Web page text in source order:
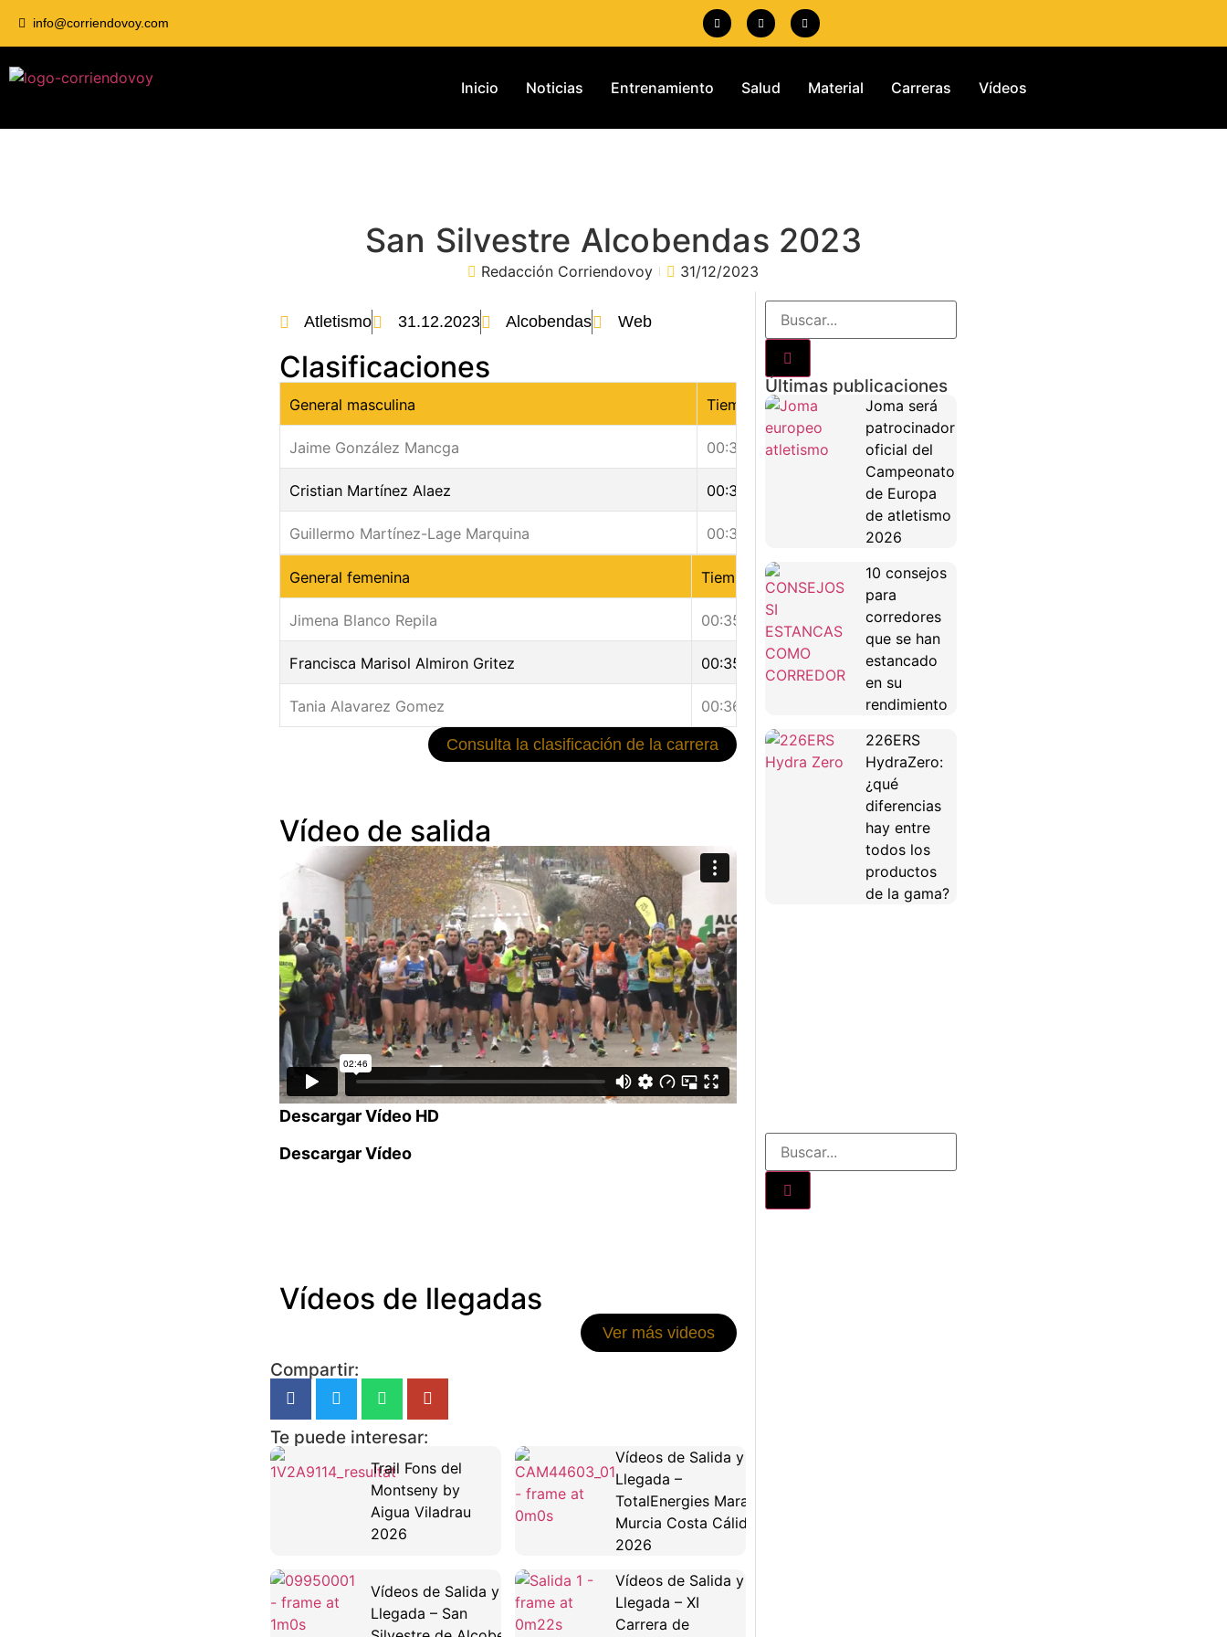
info@corriendovoy.com
Inicio Noticias Entrenamiento Salud Material Carreras Vídeos
San Silvestre Alcobendas 2023
Redacción Corriendovoy 31/12/2023
Atletismo 31.12.2023 Alcobendas Web
Clasificaciones
General masculina Tiempo
Jaime González Mancga 00:30:40
Cristian Martínez Alaez 00:31:03
Guillermo Martínez-Lage Marquina 00:31:52
General femenina Tiempo
Jimena Blanco Repila 00:35:46
Francisca Marisol Almiron Gritez 00:35:54
Tania Alavarez Gomez 00:36:09
Consulta la clasificación de la carrera
Vídeo de salida
Descargar Vídeo HD
Descargar Vídeo
Vídeos de llegadas
Ver más videos
Compartir:
Te puede interesar:
Trail Fons del
Montseny by
Aigua Viladrau
2026
Vídeos de Salida y
Llegada –
TotalEnergies Maratón
Murcia Costa Cálida
2026
Vídeos de Salida y
Llegada – San
Vídeos de Salida y
Llegada – XI
Carrera de
Últimas publicaciones
Joma será
patrocinador
oficial del
Campeonato
de Europa
de atletismo
2026
10 consejos
para
corredores
que se han
estancado
en su
rendimiento
226ERS
HydraZero:
¿qué
diferencias
hay entre
todos los
productos
de la gama?